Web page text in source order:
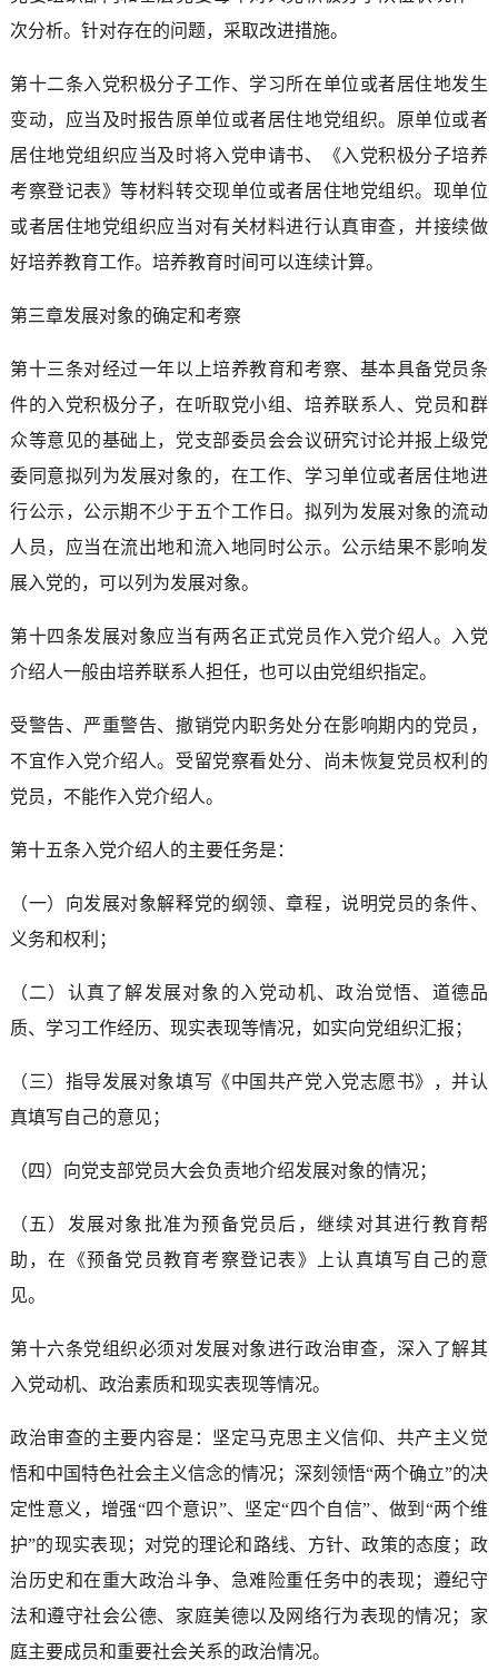
次分析。针对存在的问题，采取改进措施。
第十二条入党积极分子工作、学习所在单位或者居住地发生
变动，应当及时报告原单位或者居住地党组织。原单位或者
居住地党组织应当及时将入党申请书、《入党积极分子培养
考察登记表》等材料转交现单位或者居住地党组织。现单位
或者居住地党组织应当对有关材料进行认真审查，并接续做
好培养教育工作。培养教育时间可以连续计算。
第三章发展对象的确定和考察
第十三条对经过一年以上培养教育和考察、基本具备党员条
件的入党积极分子，在听取党小组、培养联系人、党员和群
众等意见的基础上，党支部委员会会议研究讨论并报上级党
委同意拟列为发展对象的，在工作、学习单位或者居住地进
行公示，公示期不少于五个工作日。拟列为发展对象的流动
人员，应当在流出地和流入地同时公示。公示结果不影响发
展入党的，可以列为发展对象。
第十四条发展对象应当有两名正式党员作入党介绍人。入党
介绍人一般由培养联系人担任，也可以由党组织指定。
受警告、严重警告、撤销党内职务处分在影响期内的党员，
不宜作入党介绍人。受留党察看处分、尚未恢复党员权利的
党员，不能作入党介绍人。
第十五条入党介绍人的主要任务是：
（一）向发展对象解释党的纲领、章程，说明党员的条件、
义务和权利；
（二）认真了解发展对象的入党动机、政治觉悟、道德品
质、学习工作经历、现实表现等情况，如实向党组织汇报；
（三）指导发展对象填写《中国共产党入党志愿书》，并认
真填写自己的意见；
（四）向党支部党员大会负责地介绍发展对象的情况；
（五）发展对象批准为预备党员后，继续对其进行教育帮
助，在《预备党员教育考察登记表》上认真填写自己的意
见。
第十六条党组织必须对发展对象进行政治审查，深入了解其
入党动机、政治素质和现实表现等情况。
政治审查的主要内容是：坚定马克思主义信仰、共产主义觉
悟和中国特色社会主义信念的情况；深刻领悟“两个确立”的决
定性意义，增强“四个意识”、坚定“四个自信”、做到“两个维
护”的现实表现；对党的理论和路线、方针、政策的态度；政
治历史和在重大政治斗争、急难险重任务中的表现；遵纪守
法和遵守社会公德、家庭美德以及网络行为表现的情况；家
庭主要成员和重要社会关系的政治情况。